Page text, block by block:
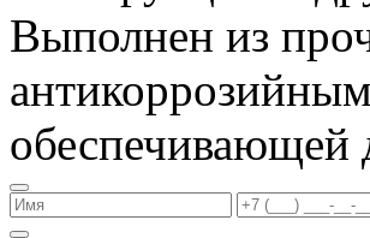
Выполнен из
обеспечивающей